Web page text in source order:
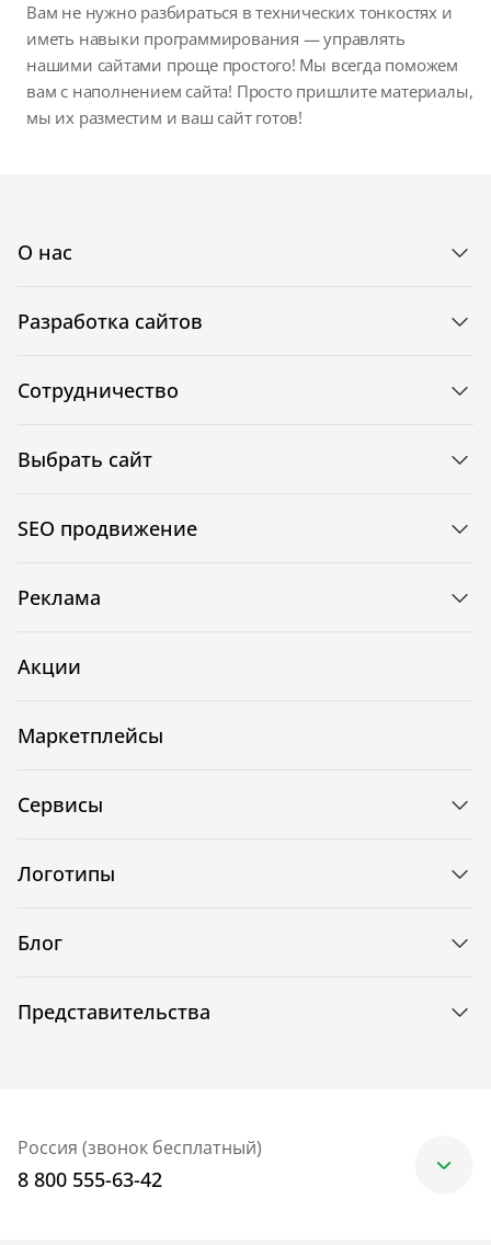
Вам не нужно разбираться в технических тонкостях и
иметь навыки программирования — управлять
нашими сайтами проще простого! Мы всегда поможем
вам с наполнением сайта! Просто пришлите материалы,
мы их разместим и ваш сайт готов!
О нас
Разработка сайтов
Сотрудничество
Выбрать сайт
SEO продвижение
Реклама
Акции
Маркетплейсы
Сервисы
Логотипы
Блог
Представительства
Россия (звонок бесплатный)
8 800 555-63-42